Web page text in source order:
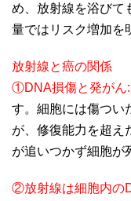
め、放射線を浴びて
量ではリスク増加を
放射線と癌の関係
①DNA損傷と発がん:
す。細胞には傷つい
が、修復能力を超え
が追いつかず細胞が
②放射線は細胞内の